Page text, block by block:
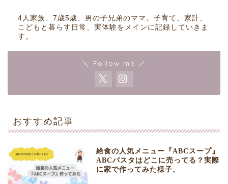
4人家族、7歳5歳、男の子兄弟のママ。子育て、家計、
こどもと暮らす日常、実体験をメインに記録していきま
す。
＼ Follow me ／
おすすめ記事
給食の人気メニュー『ABCスープ』
ABCパスタはどこに売ってる？実際
に家で作ってみた様子。